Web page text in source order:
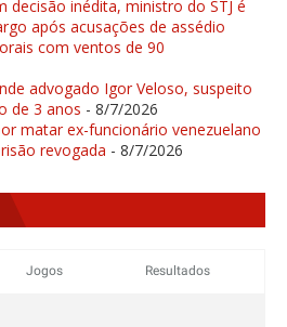
decisão inédita, ministro do STJ é
após acusações de assédio
com ventos de 90
advogado Igor Veloso, suspeito
de 3 anos - 8/7/2026
matar ex-funcionário venezuelano
revogada - 8/7/2026
Jogos Resultados